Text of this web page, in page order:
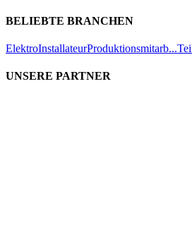
BELIEBTE BRANCHEN
ElektroInstallateurProduktionsmitarb...
UNSERE PARTNER